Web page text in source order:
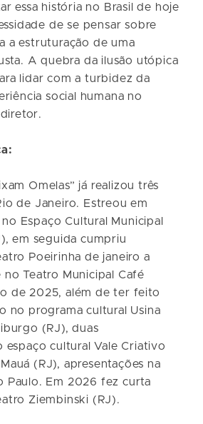
essa história no Brasil de hoje
de se pensar sobre
a estruturação de uma
A quebra da ilusão utópica
lidar com a turbidez da
social humana no
diretor.
Omelas” já realizou três
de Janeiro. Estreou em
Espaço Cultural Municipal
em seguida cumpriu
Poeirinha de janeiro a
Teatro Municipal Café
de 2025, além de ter feito
no programa cultural Usina
(RJ), duas
espaço cultural Vale Criativo
(RJ), apresentações na
Paulo. Em 2026 fez curta
Ziembinski (RJ).